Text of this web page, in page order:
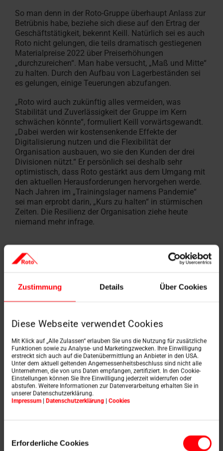
Zustimmung Details Über Cookies
Diese Webseite verwendet Cookies
Mit Klick auf „Alle Zulassen“ erlauben Sie uns die Nutzung für zusätzliche
Funktionen sowie zu Analyse- und Marketingzwecken. Ihre Einwilligung
erstreckt sich auch auf die Datenübermittlung an Anbieter in den USA.
Unter dem aktuell geltenden Angemessenheitsbeschluss sind nicht alle
Unternehmen, die von uns Daten empfangen, zertifiziert. In den Cookie-
Einstellungen können Sie Ihre Einwilligung jederzeit widerrufen oder
abstufen. Weitere Informationen zur Datenverarbeitung erhalten Sie in
unserer Datenschutzerklärung.
Impressum | Datenschutzerklärung | Cookies
Erforderliche Cookies
So man denn in der Roto-Gruppe überhaupt Anlass zur
Betrübnis habe, beziehe sich diese auf den Ertrag der
Geschäftstätigkeit, bekennt Keill. Natürlich sei es auch
Roto nicht gelungen, die teils dramatisch gestiegenen
Materialpreise 2022 über Preiserhöhungen
„durchzureichen“. Man habe versucht, „Maß und Mitte“
zu halten. Durch den Aufbau von Lagerbeständen sei
es gelungen, einige Teuerungen abzufangen.
„Roto wird auch zukünftig alles vermeiden, was
Stabilität und Zuverlässigkeit der Gruppe im Kern
schwächen könnte“, formuliert Keill vorwärtsgewandt.
„Dabei werden wir kostensenkende Effekte der
Digitalisierung nutzen und die Flexibilität der
Organisation ausbauen, wo sie den Kunden der drei
Divisionen nützt.“ Er persönlich sei deshalb sehr
optimistisch, dass Roto gestärkt aus dem Umgang mit
den aktuellen Herausforderungen hervorgehen werde.
Nach Jahren im „Trainingslager namens Pandemie“
sei man erprobt darin, „Kurs zu halten“ in stürmischen
Zeiten. Die Resilienz der Organisation ziehe heute
niemand mehr infrage.
Risiken nicht bestandsgefährdend
fasst Keill die wichtigsten Einflussfaktoren so
zusammen: „Die Entwicklung der Roto Gruppe
relevanten Absatzmärkte. Eine Verschärfung
internationaler Konflikte sähen wir deshalb mit Sorge.
Das Konsumentenvertrauen könnte in weiteren
wichtigen Märkten abnehmen.“ Gleichzeitig seien
Rohmaterialpreise, vor allem von Stahl und Zink,
bedeutend für die Herstellungskosten und die
Ertragssituation. „Volatile Situationen, wie sie sich
manifestiert haben, bergen Planabweichungsrisiken.
Dies gilt auch 2023.“ Aufgrund eines weiteren Anstiegs
und Kunststoff. Holz bleibt ohnehin weiter teuer.“ Hinzu
kämen die Auswirkungen des Verlustes von